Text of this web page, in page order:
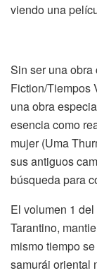
viendo una
Sin ser una
Fiction/Tiempos
una obra
esencia como
mujer(Uma
sus antiguos
búsqueda para
El volumen 1
Tarantino,
mismo tiempo
samurái oriental